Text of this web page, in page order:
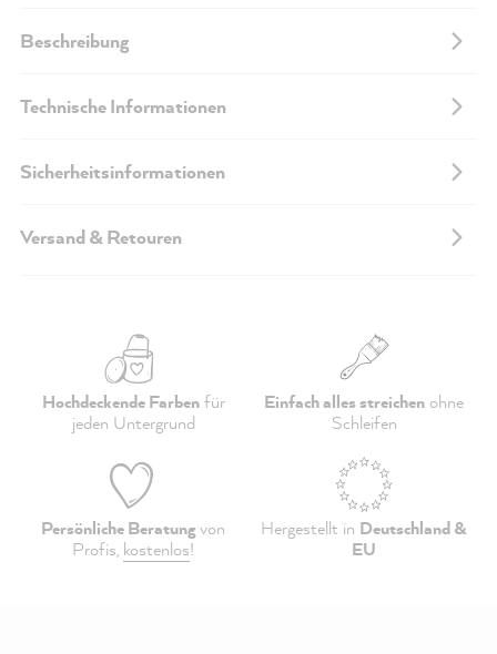
Beschreibung
Technische Informationen
Sicherheitsinformationen
Versand & Retouren
Hochdeckende Farbenfür
jeden Untergrund
Einfach alles streichen ohne
Schleifen
Persönliche Beratungvon
Profis, kostenlos!
Hergestellt in Deutschland &
EU